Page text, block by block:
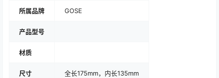
所属品牌 GOSE
产品型号
材质
尺寸 全长175mm，内长135mm